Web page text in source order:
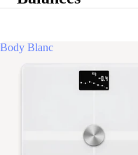
Body Blanc